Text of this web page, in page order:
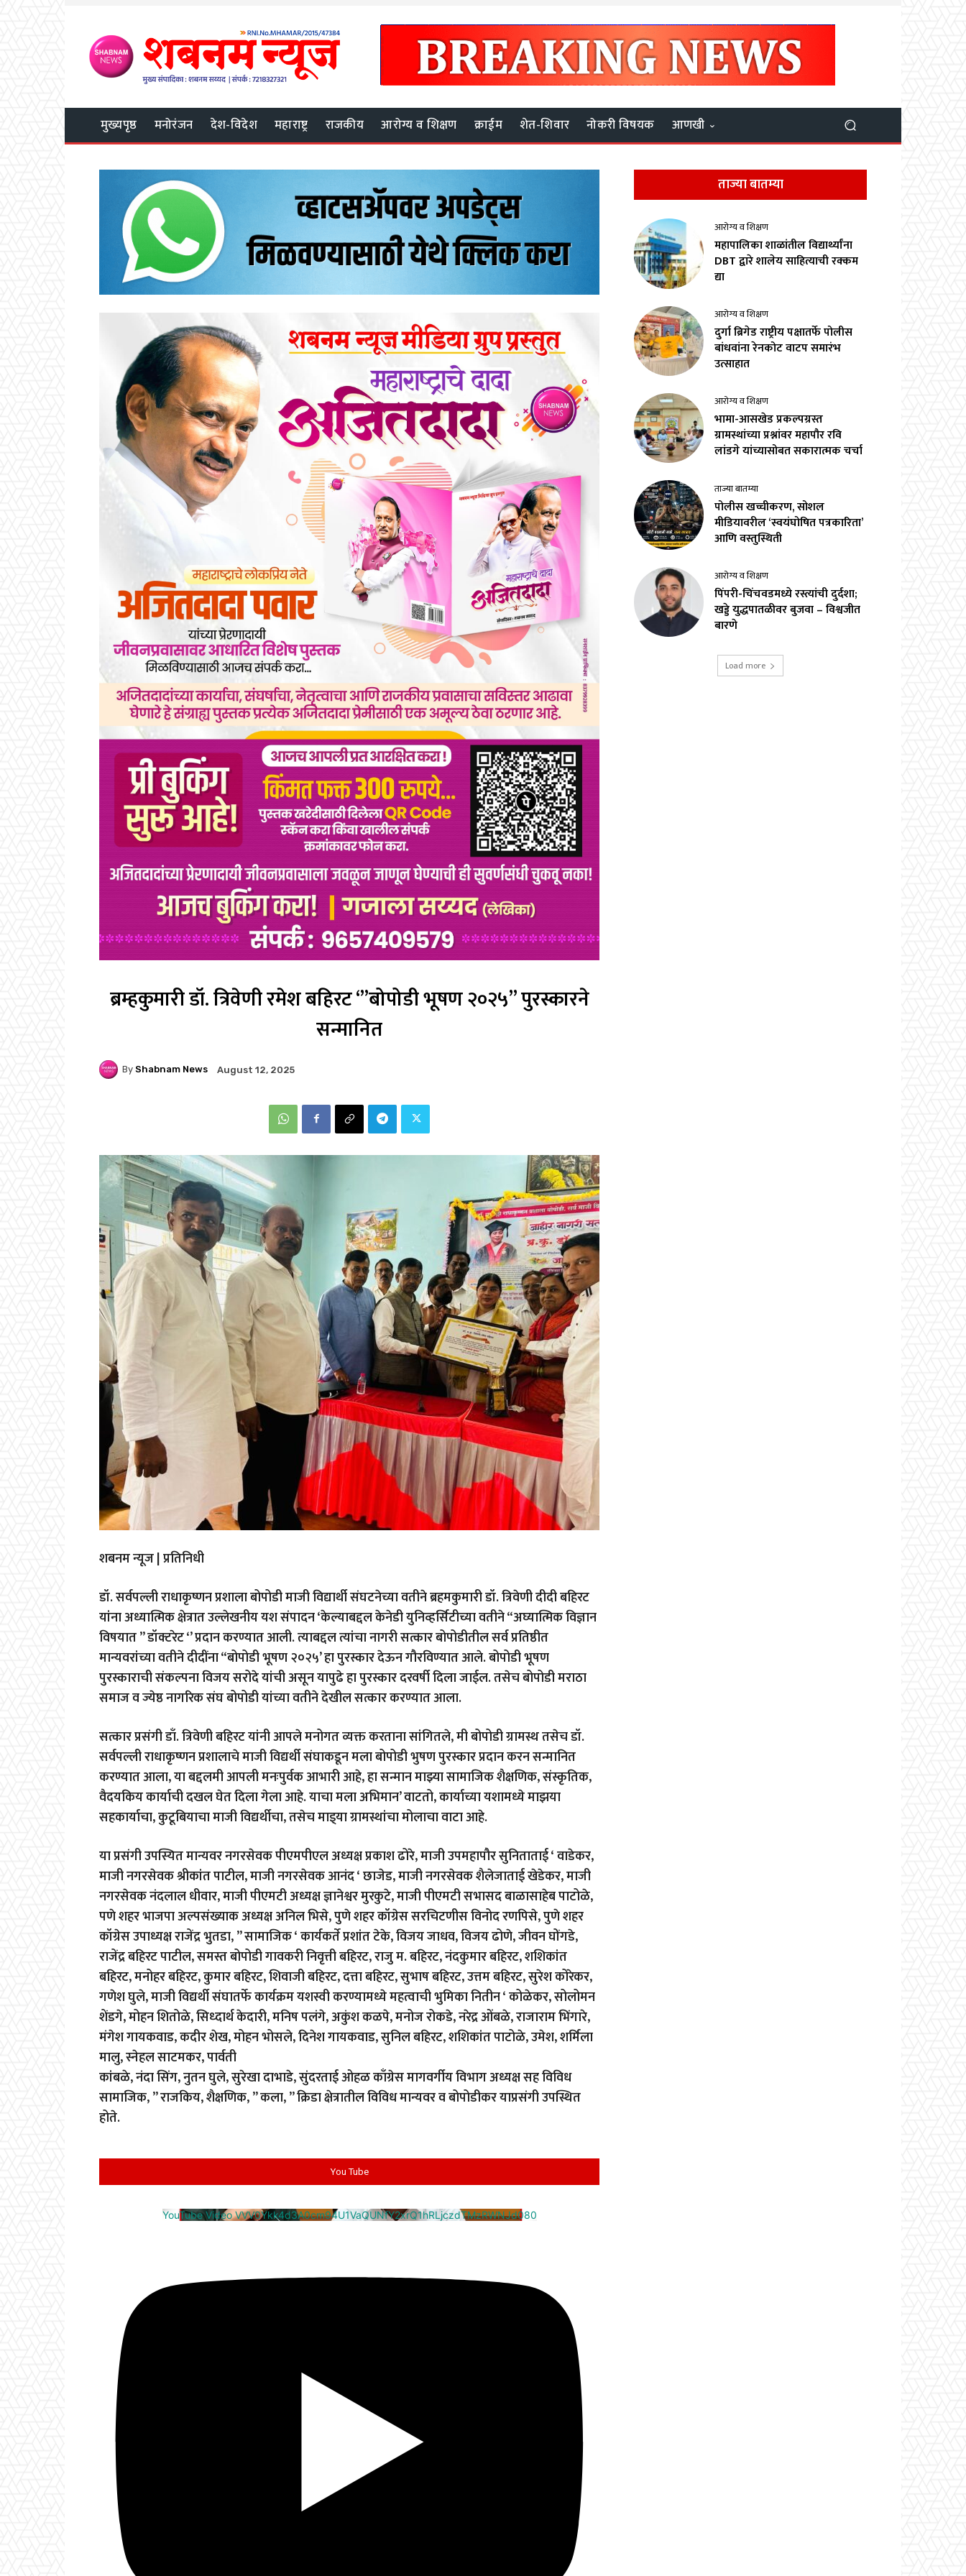
मुख्यपृष्ठ मनोरंजन देश-विदेश महाराष्ट्र राजकीय आरोग्य व शिक्षण क्राईम शेत-शिवार नोकरी विषयक आणखी
ब्रम्हकुमारी डॉ. त्रिवेणी रमेश बहिरट ‘”बोपोडी भूषण २०२५’’ पुरस्कारने
सन्मानित
By Shabnam News August 12, 2025
शबनम न्यूज | प्रतिनिधी
डॉ. सर्वपल्ली राधाकृष्णन प्रशाला बोपोडी माजी विद्यार्थी संघटनेच्या वतीने ब्रहमकुमारी डॉ. त्रिवेणी दीदी बहिरट
यांना अध्यात्मिक क्षेत्रात उल्लेखनीय यश संपादन ‘केल्याबद्दल केनेडी युनिव्हर्सिटीच्या वतीने “अघ्यात्मिक विज्ञान
विषयात ” डॉक्टरेट ‘’ प्रदान करण्यात आली. त्याबद्दल त्यांचा नागरी सत्कार बोपोडीतील सर्व प्रतिष्ठीत
मान्यवरांच्या वतीने दीदींना “बोपोडी भूषण २०२५’ हा पुरस्कार देऊन गौरविण्यात आले. बोपोडी भूषण
पुरस्काराची संकल्पना विजय सरोदे यांची असून यापुढे हा पुरस्कार दरवर्षी दिला जाईल. तसेच बोपोडी मराठा
समाज व ज्येष्ठ नागरिक संघ बोपोडी यांच्या वतीने देखील सत्कार करण्यात आला.
सत्कार प्रसंगी डाँ. त्रिवेणी बहिरट यांनी आपले मनोगत व्यक्त करताना सांगितले, मी बोपोडी ग्रामस्थ तसेच डॉ.
सर्वपल्ली राधाकृष्णन प्रशालाचे माजी विद्यर्थी संघाकडून मला बोपोडी भुषण पुरस्कार प्रदान करन सन्मानित
करण्यात आला, या बद्दलमी आपली मनःपुर्वक आभारी आहे, हा सन्मान माझ्या सामाजिक शैक्षणिक, संस्कृतिक,
वैदयकिय कार्याची दखल घेत दिला गेला आहे. याचा मला अभिमान’ वाटतो, कार्याच्या यशामध्ये माझया
सहकार्याचा, कुटूबियाचा माजी विद्यर्थीचा, तसेच माइ्या ग्रामस्थांचा मोलाचा वाटा आहे.
या प्रसंगी उपस्यित मान्यवर नगरसेवक पीएमपीएल अध्यक्ष प्रकाश ढोरे, माजी उपमहापौर सुनिताताई ‘ वाडेकर,
माजी नगरसेवक श्रीकांत पाटील, माजी नगरसेवक आनंद ‘ छाजेड, माजी नगरसेवक शैलेजाताई खेडेकर, माजी
नगरसेवक नंदलाल धीवार, माजी पीएमटी अध्यक्ष ज्ञानेश्वर मुरकुटे, माजी पीएमटी सभासद बाळासाहेब पाटोळे,
पणे शहर भाजपा अल्पसंख्याक अध्यक्ष अनिल भिसे, पुणे शहर कॉग्रेस सरचिटणीस विनोद रणपिसे, पुणे शहर
कॉग्रेस उपाध्यक्ष राजेंद्र भुतडा, ” सामाजिक ‘ कार्यकर्ते प्रशांत टेके, विजय जाधव, विजय ढोणे, जीवन घोंगडे,
राजेंद्र बहिरट पाटील, समस्त बोपोडी गावकरी निवृत्ती बहिरट, राजु म. बहिरट, नंदकुमार बहिरट, शशिकांत
बहिरट, मनोहर बहिरट, कुमार बहिरट, शिवाजी बहिरट, दत्ता बहिरट, सुभाष बहिरट, उत्तम बहिरट, सुरेश कोरेकर,
गणेश घुले, माजी विद्यर्थी संघातर्फे कार्यक्रम यशस्वी करण्यामध्ये महत्वाची भुमिका नितीन ‘ कोळेकर, सोलोमन
शेंडगे, मोहन शितोळे, सिध्दार्थ केदारी, मनिष पलंगे, अकुंश कळपे, मनोज रोकडे, नरेद्र ओंबळे, राजाराम भिंगारे,
मंगेश गायकवाड, कदीर शेख, मोहन भोसले, दिनेश गायकवाड, सुनिल बहिरट, शशिकांत पाटोळे, उमेश, शर्मिला
मालु, स्नेहल साटमकर, पार्वती
कांबळे, नंदा सिंग, नुतन घुले, सुरेखा दाभाडे, सुंदरताई ओहळ काँग्रेस मागवर्गीय विभाग अध्यक्ष सह विविध
सामाजिक, ” राजकिय, शैक्षणिक, ” कला, ” क्रिडा क्षेत्रातील विविध मान्यवर व बोपोडीकर याप्रसंगी उपस्थित
होते.
You Tube
YouTube Video VVV0Ykk4d3A0cm94U1VaQUNfY2xrQ1hRLjczdTMzRWNJd080
ताज्या बातम्या
आरोग्य व शिक्षण
महापालिका शाळांतील विद्यार्थ्यांना
DBT द्वारे शालेय साहित्याची रक्कम
द्या
आरोग्य व शिक्षण
दुर्गा ब्रिगेड राष्ट्रीय पक्षातर्फे पोलीस
बांधवांना रेनकोट वाटप समारंभ
उत्साहात
आरोग्य व शिक्षण
भामा-आसखेड प्रकल्पग्रस्त
ग्रामस्थांच्या प्रश्नांवर महापौर रवि
लांडगे यांच्यासोबत सकारात्मक चर्चा
ताज्या बातम्या
पोलीस खच्चीकरण, सोशल
मीडियावरील ‘स्वयंघोषित पत्रकारिता’
आणि वस्तुस्थिती
आरोग्य व शिक्षण
पिंपरी-चिंचवडमध्ये रस्त्यांची दुर्दशा;
खड्डे युद्धपातळीवर बुजवा – विश्वजीत
बारणे
Load more